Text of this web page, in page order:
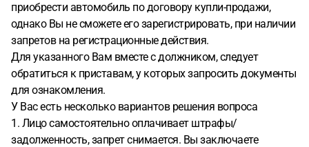
приобрести автомобиль по договору купли-продажи,
однако Вы не сможете его зарегистрировать, при наличии
запретов на регистрационные действия.
Для указанного Вам вместе с должником, следует
обратиться к приставам, у которых запросить документы
для ознакомления.
У Вас есть несколько вариантов решения вопроса
1. Лицо самостоятельно оплачивает штрафы/
задолженность, запрет снимается. Вы заключаете